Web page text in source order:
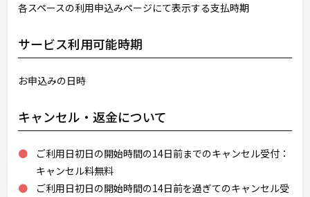
各スペースの利用申込みページにて表示する支払時期
サービス利用可能時期
お申込みの日時
キャンセル・返金について
ご利用日初日の開始時間の14日前までのキャンセル受付：
キャンセル料無料
ご利用日初日の開始時間の14日前を過ぎてのキャンセル受